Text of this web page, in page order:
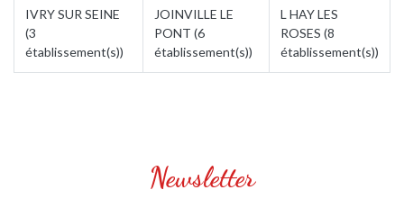
IVRY SUR SEINE
(3
établissement(s))
JOINVILLE LE
PONT (6
établissement(s))
L HAY LES
ROSES (8
établissement(s))
Newsletter